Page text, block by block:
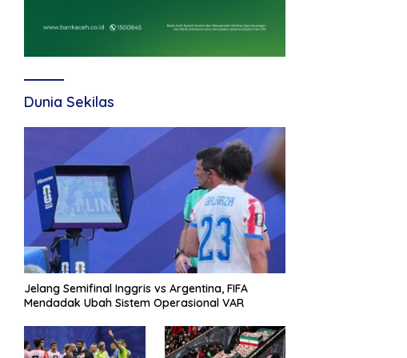
Dunia Sekilas
Jelang Semifinal Inggris vs Argentina, FIFA
Mendadak Ubah Sistem Operasional VAR